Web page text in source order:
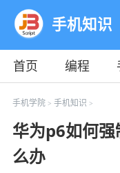
手机知识
首页 编程
教程
平面
手机学院> 手机知识 >
华为p6如何
么办